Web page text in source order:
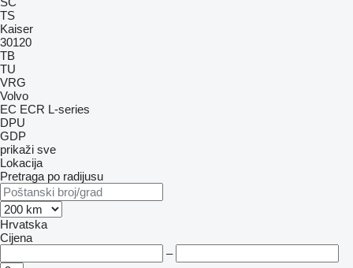
TS
Kaiser
30120
TB
TU
VRG
Volvo
EC ECR L-series
DPU
GDP
prikaži sve
Lokacija
Pretraga po radijusu
Hrvatska
Cijena
–